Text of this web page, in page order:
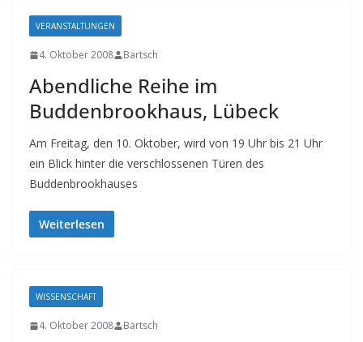
VERANSTALTUNGEN
4. Oktober 2008 Bartsch
Abendliche Reihe im
Buddenbrookhaus, Lübeck
Am Freitag, den 10. Oktober, wird von 19 Uhr bis 21 Uhr
ein Blick hinter die verschlossenen Türen des
Buddenbrookhauses
Weiterlesen
WISSENSCHAFT
4. Oktober 2008 Bartsch